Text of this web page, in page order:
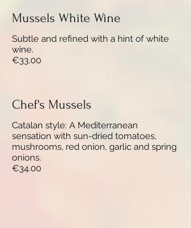
Mussels White Wine
Subtle and refined with a hint of white
wine.
€33.00
Chef's Mussels
Catalan style: A Mediterranean
sensation with sun-dried tomatoes,
mushrooms, red onion, garlic and spring
onions.
€34.00